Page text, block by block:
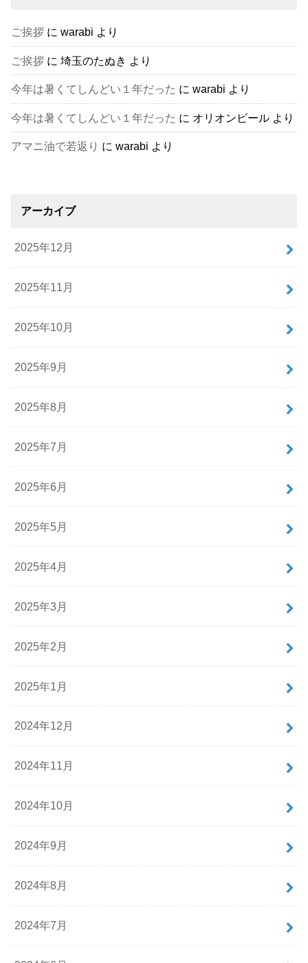
ご挨拶 にwarabi より
ご挨拶 に埼玉のたぬき より
今年は暑くてしんどい１年だった にwarabi より
今年は暑くてしんどい１年だった に オリオンビール より
アマニ油で若返り にwarabi より
アーカイブ
2025年12月
2025年11月
2025年10月
2025年9月
2025年8月
2025年7月
2025年6月
2025年5月
2025年4月
2025年3月
2025年2月
2025年1月
2024年12月
2024年11月
2024年10月
2024年9月
2024年8月
2024年7月